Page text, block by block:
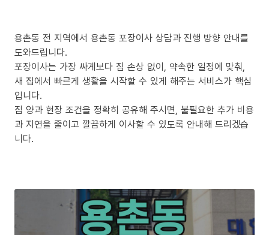
용촌동 전 지역에서 용촌동 포장이사 상담과 진행 방향 안내를
도와드립니다.
포장이사는 가장 싸게보다 짐 손상 없이, 약속한 일정에 맞춰,
새 집에서 빠르게 생활을 시작할 수 있게 해주는 서비스가 핵심
입니다.
짐 양과 현장 조건을 정확히 공유해 주시면, 불필요한 추가 비용
과 지연을 줄이고 깔끔하게 이사할 수 있도록 안내해 드리겠습
니다.